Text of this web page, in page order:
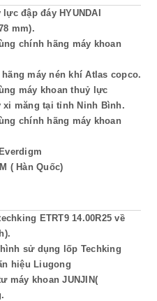
đập đáy HYUNDAI
mm).
chính hãng máy khoan
máy nén khí Atlas copco.
máy khoan thuỷ lực
xi măng tại tỉnh Ninh Bình.
chính hãng máy khoan
( Hàn Quốc)
ETRT9 14.00R25 về
sử dụng lốp Techking
hiệu Liugong
máy khoan JUNJIN(